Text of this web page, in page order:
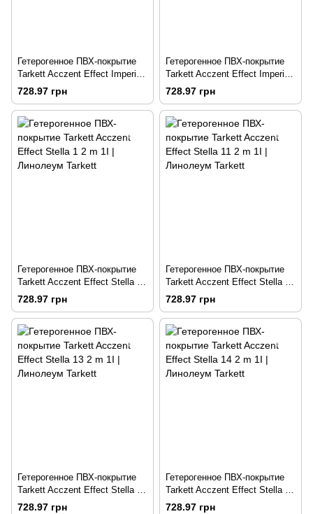
Гетерогенное ПВХ-покрытие
Tarkett Acczent Effect Imperio
4 2 m 1I
728.97 грн
Гетерогенное ПВХ-покрытие
Tarkett Acczent Effect Imperio
5 2 m 1I
728.97 грн
Гетерогенное ПВХ-покрытие
Tarkett Acczent Effect Stella 1
2 m 1I
728.97 грн
Гетерогенное ПВХ-покрытие
Tarkett Acczent Effect Stella 11
2 m 1I
728.97 грн
Гетерогенное ПВХ-покрытие
Tarkett Acczent Effect Stella 13
2 m 1I
728.97 грн
Гетерогенное ПВХ-покрытие
Tarkett Acczent Effect Stella 14
2 m 1I
728.97 грн